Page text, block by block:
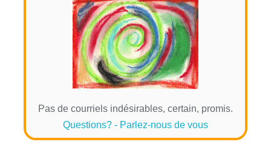
Pas de courriels indésirables, certain, promis.
Questions? - Parlez-nous de vous